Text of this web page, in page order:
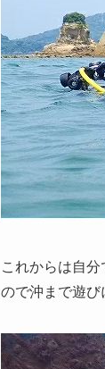
これからは自
ので沖まで遊び